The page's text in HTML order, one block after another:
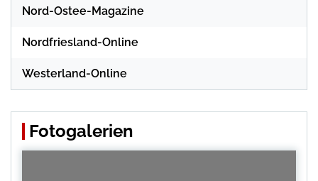
Nord-Ostee-Magazine
Nordfriesland-Online
Westerland-Online
Fotogalerien